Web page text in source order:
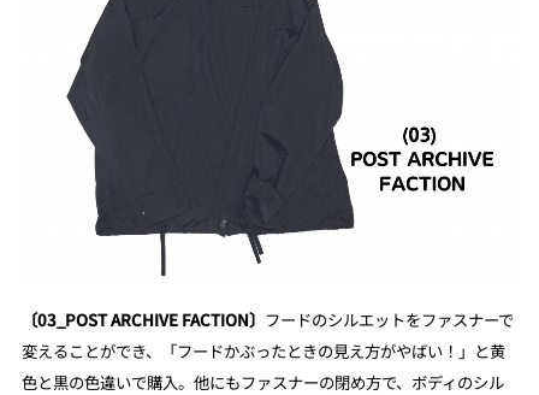
〔03_POST ARCHIVE FACTION〕 フードのシルエットをファスナーで
変えることができ、「フードかぶったときの見え方がやばい！」と黄
色と黒の色違いで購入。他にもファスナーの閉め方で、ボディのシル